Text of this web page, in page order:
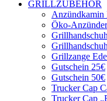
GRILLZUBEHÖR
Anzündkamin
Öko-
Grillzange
Gutschein 25€
Gutschein 50€
Trucker Cap
Trucker Cap